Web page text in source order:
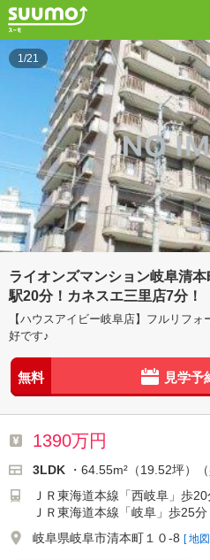
1/21
ライオンズマンション岐阜清
駅20分！カネスエ三里店7分！
【ハウスアイビー岐阜店】フルリフ
好です♪
無料 見学予
1390万円
3LDK
・64.55m²（19.52坪）（
ＪＲ東海道本線「西岐阜」歩20
ＪＲ東海道本線「岐阜」歩25分
岐阜県岐阜市清本町１０-8 [ 地